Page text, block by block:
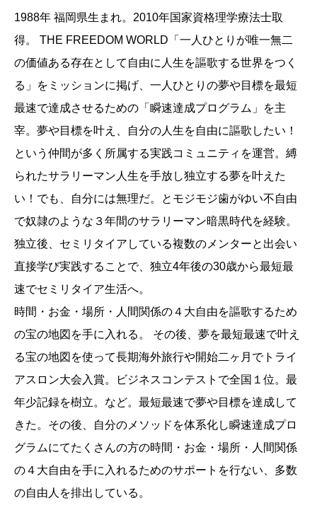
1988年 福岡県生まれ。2010年国家資格理学療法士取
得。 THE FREEDOM WORLD「一人ひとりが唯一無二
の価値ある存在として自由に人生を謳歌する世界をつく
る」をミッションに掲げ、一人ひとりの夢や目標を最短
最速で達成させるための「瞬速達成プログラム」を主
宰。夢や目標を叶え、自分の人生を自由に謳歌したい！
という仲間が多く所属する実践コミュニティを運営。縛
られたサラリーマン人生を手放し独立する夢を叶えた
い！でも、自分には無理だ。とモジモジ歯がゆい不自由
で奴隷のような３年間のサラリーマン暗黒時代を経験。
独立後、セミリタイアしている複数のメンターと出会い
直接学び実践することで、独立4年後の30歳から最短最
速でセミリタイア生活へ。
時間・お金・場所・人間関係の４大自由を謳歌するため
の宝の地図を手に入れる。 その後、夢を最短最速で叶え
る宝の地図を使って長期海外旅行や開始二ヶ月でトライ
アスロン大会入賞。ビジネスコンテストで全国１位。最
年少記録を樹立。など。最短最速で夢や目標を達成して
きた。その後、自分のメソッドを体系化し瞬速達成プロ
グラムにてたくさんの方の時間・お金・場所・人間関係
の４大自由を手に入れるためのサポートを行ない、多数
の自由人を排出している。